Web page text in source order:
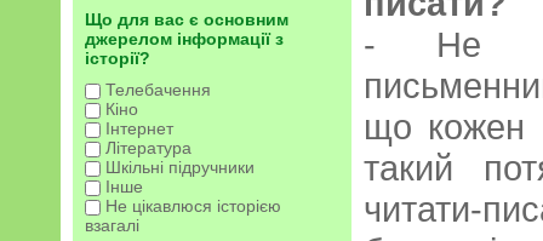
Що для вас є основним
джерелом інформації з
історії?
Телебачення
Кіно
Інтернет
Література
Шкільні підручники
Інше
Не цікавлюся історією
взагалі
- Не
що кожен
такий
читати-